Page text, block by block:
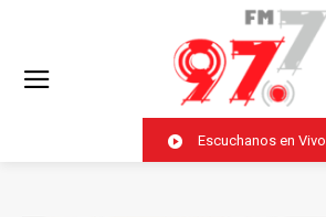
Escuchanos en Vivo